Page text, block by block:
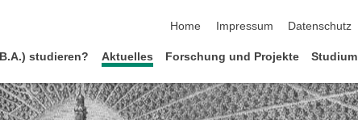
Home
Impressum Datenschutz
studieren? Aktuelles Forschung und Projekte Studium